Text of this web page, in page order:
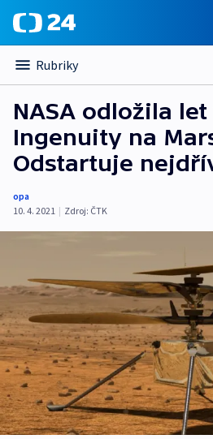
Rubriky
NASA odložila
Ingenuity na
Odstartuje
opa
10. 4. 2021 | Zdroj: ČTK